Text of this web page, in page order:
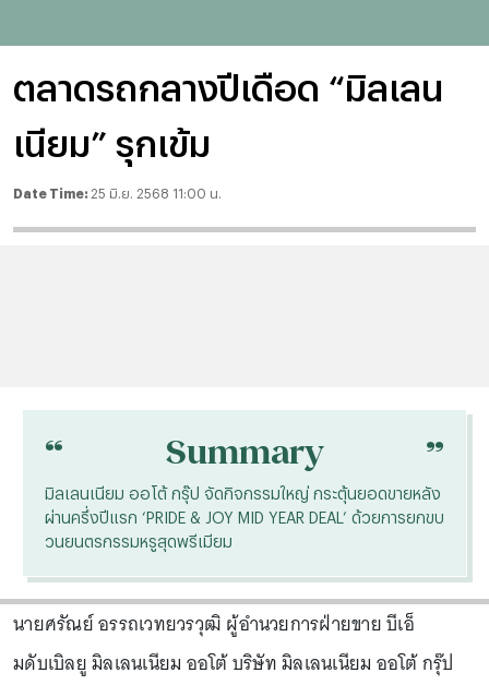
ตลาดรถกลางปีเดือด “มิลเลน
เนียม” รุกเข้ม
Date Time: 25 มิ.ย. 2568 11:00 น.
“ Summary “
มิลเลนเนียม ออโต้ กรุ๊ป จัดกิจกรรมใหญ่ กระตุ้นยอดขายหลัง
ผ่านครึ่งปีแรก ‘PRIDE & JOY MID YEAR DEAL’ ด้วยการยกขบ
วนยนตรกรรมหรูสุดพรีเมียม
นายศรัณย์ อรรถเวทยวรวุฒิ ผู้อำนวยการฝ่ายขาย บีเอ็
มดับเบิลยู มิลเลนเนียม ออโต้ บริษัท มิลเลนเนียม ออโต้ กรุ๊ป